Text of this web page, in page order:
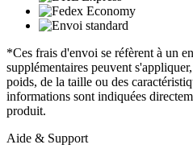
*Ces frais d'envoi se réfèrent à un
supplémentaires peuvent
poids, de la taille ou des
informations sont indiquées
produit.
Aide & Support